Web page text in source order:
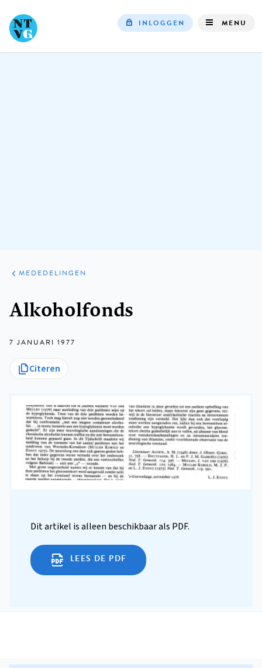
INLOGGEN MENU
ARTIKELEN
VARIA
MEDEDELINGEN
Alkoholfonds
7 JANUARI 1977
Citeren
Dit artikel is alleen beschikbaar als PDF.
LEES DE PDF